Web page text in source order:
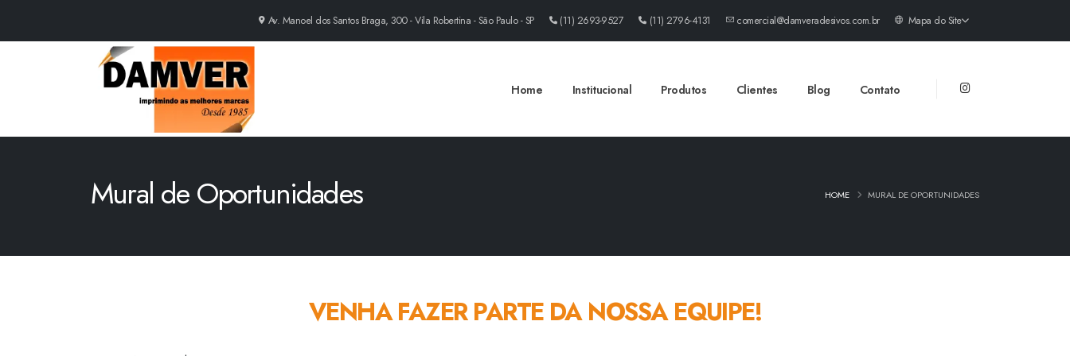
Av. Manoel dos Santos Braga, 300 - Vila Robertina - São Paulo - SP (11) 2693-9527 (11) 2796-4131 comercial@damveradesivos.com.br Mapa do Site
Home Institucional Produtos Clientes Blog Contato
Mural de Oportunidades HOME MURAL DE OPORTUNIDADES
VENHA FAZER PARTE DA NOSSA EQUIPE!